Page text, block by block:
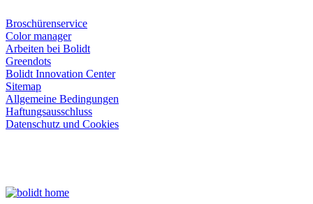
Broschürenservice
Color manager
Arbeiten bei Bolidt
Greendots
Bolidt Innovation Center
Sitemap
Allgemeine Bedingungen
Haftungsausschluss
Datenschutz und Cookies